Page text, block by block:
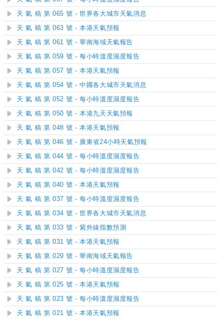
天 氣 稿 第 065 號 - 世界各大城市天氣消息
天 氣 稿 第 063 號 - 本港天氣預報
天 氣 稿 第 061 號 - 華南海域天氣報告
天 氣 稿 第 059 號 - 每小時溫度濕度報告
天 氣 稿 第 057 號 - 本港天氣預報
天 氣 稿 第 054 號 - 中國各大城市天氣消息
天 氣 稿 第 052 號 - 每小時溫度濕度報告
天 氣 稿 第 050 號 - 本港九天天氣預報
天 氣 稿 第 048 號 - 本港天氣預報
天 氣 稿 第 046 號 - 廣東省24小時天氣預報
天 氣 稿 第 044 號 - 每小時溫度濕度報告
天 氣 稿 第 042 號 - 每小時溫度濕度報告
天 氣 稿 第 040 號 - 本港天氣預報
天 氣 稿 第 037 號 - 每小時溫度濕度報告
天 氣 稿 第 034 號 - 世界各大城市天氣消息
天 氣 稿 第 033 號 - 紫外線指數預測
天 氣 稿 第 031 號 - 本港天氣預報
天 氣 稿 第 029 號 - 華南海域天氣報告
天 氣 稿 第 027 號 - 每小時溫度濕度報告
天 氣 稿 第 025 號 - 本港天氣預報
天 氣 稿 第 023 號 - 每小時溫度濕度報告
天 氣 稿 第 021 號 - 本港天氣預報